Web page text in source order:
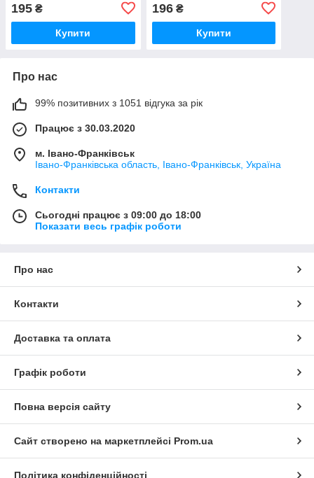
195 ₴
Купити
196₴
Купити
Про нас
99% позитивних з 1051 відгука за рік
Працює з 30.03.2020
м. Івано-Франківськ
Івано-Франківська область, Івано-Франківськ, Україна
Контакти
Сьогодні працює з 09:00 до 18:00
Показати весь графік роботи
Про нас
Контакти
Доставка та оплата
Графік роботи
Повна версія сайту
Сайт створено на маркетплейсі Prom.ua
Політика конфіденційності